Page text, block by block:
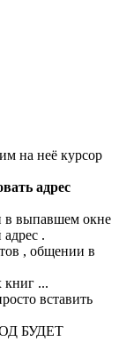
на неё курсор
адрес
в выпавшем окне
.
, общении в
книг ...
вставить
БУДЕТ